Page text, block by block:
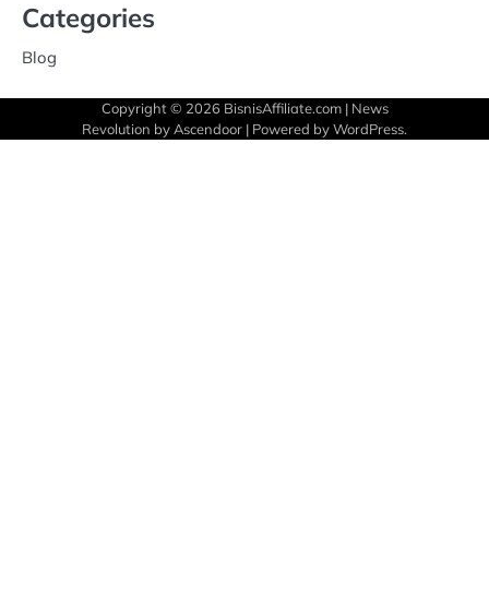
Categories
Blog
Copyright © 2026 BisnisAffiliate.com| News
Revolution by Ascendoor | Powered byWordPress.